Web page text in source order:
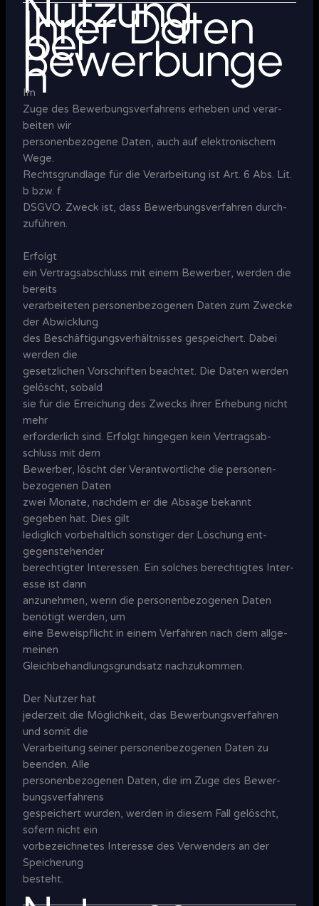
Ihrer Daten
bei
Bewerbunge
n
Im
Zuge des Bewerbungs­verfahrens erheben und ver­ar­
bei­ten wir
personen­bezogene Daten, auch auf elek­troni­schem
Wege.
Rechts­grund­lage für die Verar­bei­tung ist Art. 6 Abs. Lit.
b bzw. f
DSGVO. Zweck ist, dass Bewer­bungs­ver­fah­ren durch­
zu­führen.
Erfolgt
ein Vertrags­abschluss mit einem Bewerber, werden die
bereits
ver­ar­bei­te­ten per­sonen­bezo­genen Daten zum Zwecke
der Abwick­lung
des Beschäf­tigungs­ver­hält­nis­ses gespeichert. Dabei
werden die
gesetz­lichen Vor­schrif­ten beachtet. Die Daten werden
gelöscht, sobald
sie für die Er­rei­chung des Zwecks ihrer Erhe­bung nicht
mehr
erfor­der­lich sind. Erfolgt hingegen kein Ver­trags­ab­
schluss mit dem
Be­wer­ber, löscht der Ver­ant­wort­liche die per­sonen­
bezo­genen Daten
zwei Monate, nachdem er die Absage bekannt
gegeben hat. Dies gilt
ledig­lich vorbe­halt­lich sons­tiger der Löschung ent­
gegen­stehen­der
berech­tigter Inter­essen. Ein solches berech­tigtes Inter­
esse ist dann
anzu­nehmen, wenn die per­sonen­bezo­genen Daten
benö­tigt werden, um
eine Beweis­pflicht in einem Ver­fah­ren nach dem allge­
mei­nen
Gleich­behand­lungs­grund­satz nach­zu­kommen.
Der Nutzer hat
jederzeit die Mög­lich­keit, das Bewer­bungs­ver­fah­ren
und somit die
Ver­ar­bei­tung seiner per­sonen­bezo­genen Daten zu
beenden. Alle
per­sonen­bezo­genen Daten, die im Zuge des Bewer­
bungs­ver­fah­rens
gespei­chert wurden, werden in diesem Fall gelöscht,
sofern nicht ein
vor­be­zeich­netes Inter­esse des Ver­wen­ders an der
Spei­cherung
besteht.